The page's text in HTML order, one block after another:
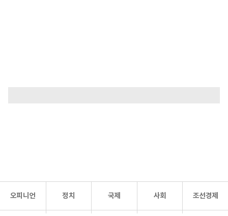
오피니언 정치 국제 사회 조선경제